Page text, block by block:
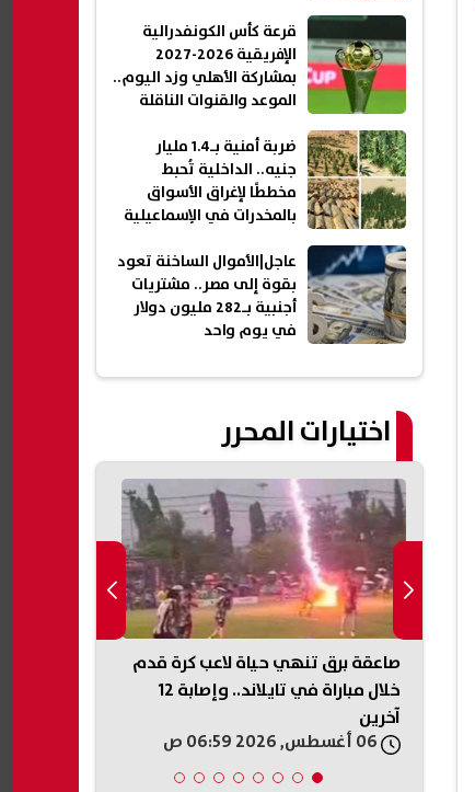
قرعة كأس الكونفدرالية
الإفريقية 2026-2027
بمشاركة الأهلي وزد اليوم..
الموعد والقنوات الناقلة
ضربة أمنية بـ1.4 مليار
جنيه.. الداخلية تُحبط
مخططًا لإغراق الأسواق
بالمخدرات في الإسماعيلية
عاجل|الأموال الساخنة تعود
بقوة إلى مصر.. مشتريات
أجنبية بـ282 مليون دولار
في يوم واحد
اختيارات المحرر
صاعقة برق تنهي حياة لاعب كرة قدم
خلال مباراة في تايلاند.. وإصابة 12
آخرين